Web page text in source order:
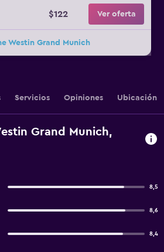
$122 Ver oferta
Westin Grand Munich
Servicios Opiniones Ubicación
Grand Munich,
8,5
8,6
8,4